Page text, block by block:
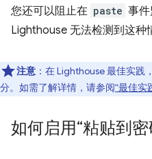
您还可以阻止在 paste 事件
Lighthouse 无法检测到这种
注意 ：在 Lighthouse 最佳实践
分。如需了解详情，请参阅“最佳实
如何启用“粘贴到密